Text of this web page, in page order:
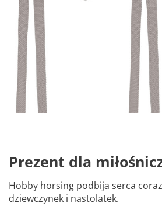
Prezent dla
Hobby horsing podbija serca
dziewczynek i nastolatek.